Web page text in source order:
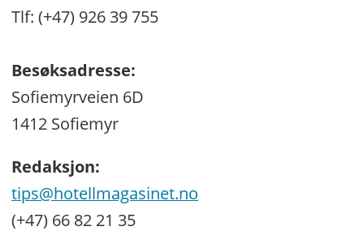
Tlf: (+47) 926 39 755
Besøksadresse:
Sofiemyrveien 6D
1412 Sofiemyr
Redaksjon:
tips@hotellmagasinet.no
(+47) 66 82 21 35